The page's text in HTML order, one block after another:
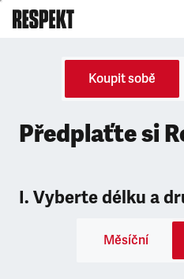
Koupit sobě
Předplaťte si
I. Vyberte délku a
Měsíční